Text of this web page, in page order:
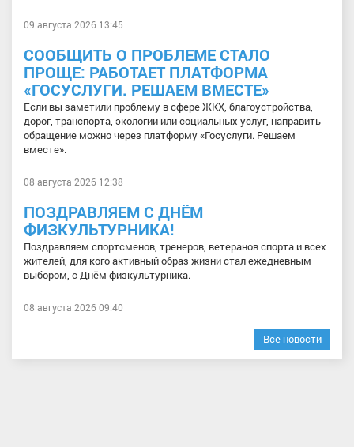
09 августа 2026 13:45
СООБЩИТЬ О ПРОБЛЕМЕ СТАЛО
ПРОЩЕ: РАБОТАЕТ ПЛАТФОРМА
«ГОСУСЛУГИ. РЕШАЕМ ВМЕСТЕ»
Если вы заметили проблему в сфере ЖКХ, благоустройства,
дорог, транспорта, экологии или социальных услуг, направить
обращение можно через платформу «Госуслуги. Решаем
вместе».
08 августа 2026 12:38
ПОЗДРАВЛЯЕМ С ДНЁМ
ФИЗКУЛЬТУРНИКА!
Поздравляем спортсменов, тренеров, ветеранов спорта и всех
жителей, для кого активный образ жизни стал ежедневным
выбором, с Днём физкультурника.
08 августа 2026 09:40
Все новости